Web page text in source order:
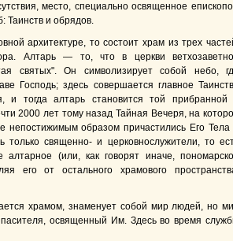
место, специально освященное
Таинств и обрядов.
архитектуре, то состоит храм из трех
Алтарь — то, что в церкви
святых". Он символизирует собой небо,
Господь; здесь совершается главное
и тогда алтарь становится той прибранной
2000 лет тому назад Тайная Вечеря, на
непостижимым образом причастились Его Тела
священно- и церковнослужители, то
(или, как говорят иначе,
его от остального храмового
храмом, знаменует собой мир людей, но
освященный Им. Здесь во время